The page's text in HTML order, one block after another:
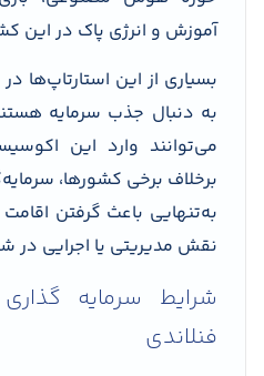
آموزش و انرژی پاک در این
بسیاری از این استارتاپ‌ها
به دنبال جذب سرمایه
می‌توانند وارد این
برخلاف برخی کشورها،
به‌تنهایی باعث گرفتن
نقش مدیریتی یا اجرایی در
شرایط سرمایه
فنلاندی